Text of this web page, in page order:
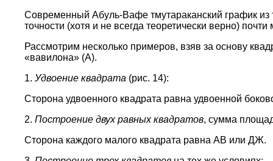
Современный Абуль-Вафе тмутараканский график из
точности (хотя и не всегда теоретически верно)
Рассмотрим несколько примеров, взяв за основу
«вавилона» (А).
1. Удвоение квадрата (рис. 14):
Сторона удвоенного квадрата равна удвоенной
2. Построение двух равных квадратов, сумма
Сторона каждого малого квадрата равна АВ или ДЖ.